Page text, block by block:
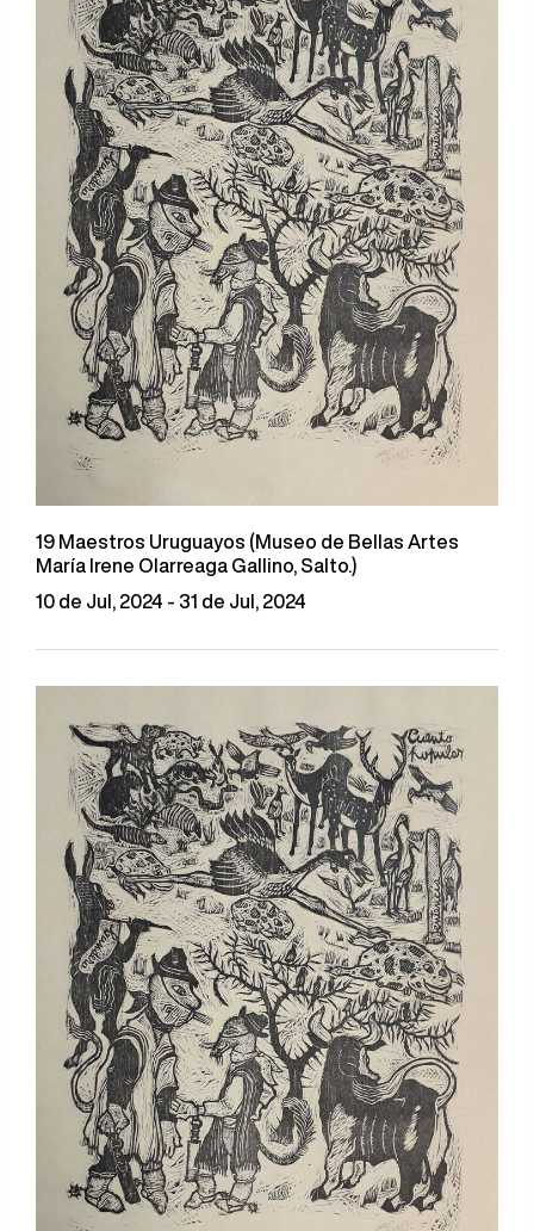
19 Maestros Uruguayos (Museo de Bellas Artes
María Irene Olarreaga Gallino, Salto.)
10 de Jul, 2024 - 31 de Jul, 2024